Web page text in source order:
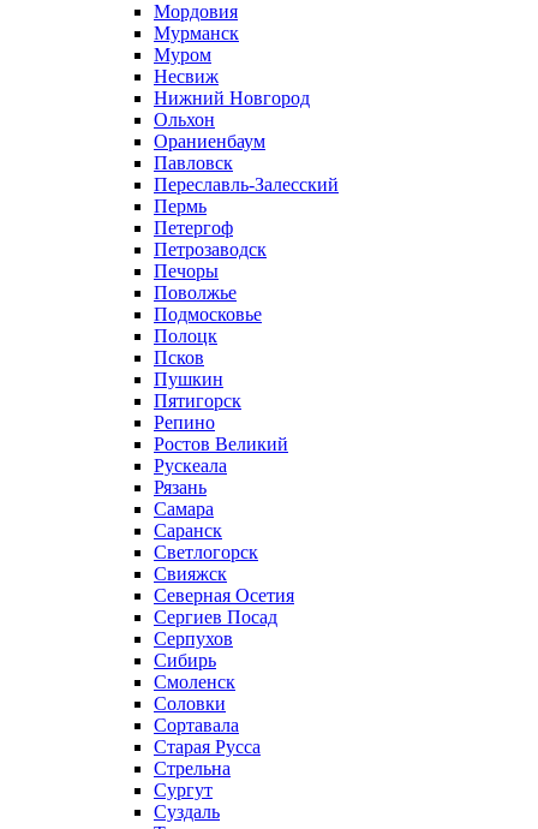
Мордовия
Мурманск
Муром
Несвиж
Нижний Новгород
Ольхон
Ораниенбаум
Павловск
Переславль-Залесский
Пермь
Петергоф
Петрозаводск
Печоры
Поволжье
Подмосковье
Полоцк
Псков
Пушкин
Пятигорск
Репино
Ростов Великий
Рускеала
Рязань
Самара
Саранск
Светлогорск
Свияжск
Северная Осетия
Сергиев Посад
Серпухов
Сибирь
Смоленск
Соловки
Сортавала
Старая Русса
Стрельна
Сургут
Суздаль